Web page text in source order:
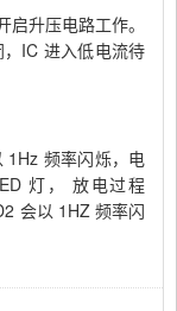
升压电路工作。
IC 进入低电流待
1Hz 频率闪烁，电
灯， 放电过程
会以 1HZ 频率闪